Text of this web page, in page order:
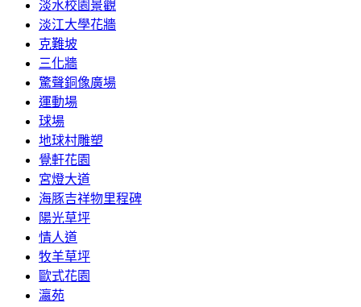
淡水校園景觀
淡江大學花牆
克難坡
三化牆
驚聲銅像廣場
運動場
球場
地球村雕塑
覺軒花園
宮燈大道
海豚吉祥物里程碑
陽光草坪
情人道
牧羊草坪
歐式花園
瀛苑